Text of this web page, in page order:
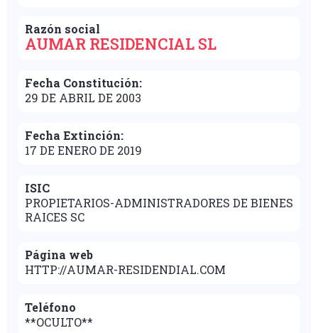
Razón social
AUMAR RESIDENCIAL SL
Fecha Constitución:
29 DE ABRIL DE 2003
Fecha Extinción:
17 DE ENERO DE 2019
ISIC
PROPIETARIOS-ADMINISTRADORES DE BIENES
RAICES SC
Página web
HTTP://AUMAR-RESIDENDIAL.COM
Teléfono
**OCULTO**